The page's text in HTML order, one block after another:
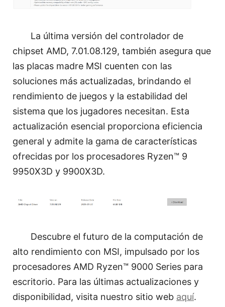
La última versión del controlador de
chipset AMD, 7.01.08.129, también asegura que
las placas madre MSI cuenten con las
soluciones más actualizadas, brindando el
rendimiento de juegos y la estabilidad del
sistema que los jugadores necesitan. Esta
actualización esencial proporciona eficiencia
general y admite la gama de características
ofrecidas por los procesadores Ryzen™ 9
9950X3D y 9900X3D.
Descubre el futuro de la computación de
alto rendimiento con MSI, impulsado por los
procesadores AMD Ryzen™ 9000 Series para
escritorio. Para las últimas actualizaciones y
disponibilidad, visita nuestro sitio web aquí.